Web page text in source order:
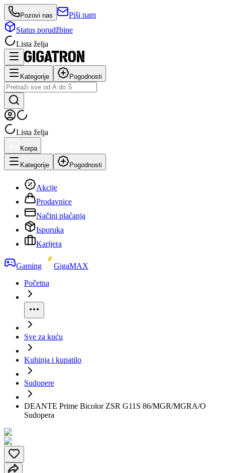
Pozovi nas
Piši nam
Status porudžbine
Lista želja
Kategorije Pogodnosti
Lista želja
Korpa
Kategorije Pogodnosti
Akcije
Prodavnice
Načini plaćanja
Isporuka
Karijera
Gaming
GigaMAX
Početna
Sve za kuću
Kuhinja i kupatilo
Sudopere
DEANTE Prime Bicolor ZSR G11S 86/MGR/MGRA/O
Sudopera